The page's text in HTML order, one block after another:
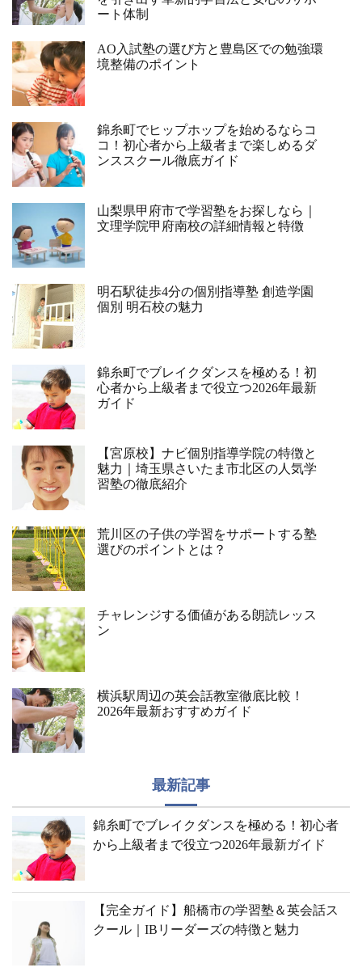
ート体制
AO入試塾の選び方と豊島区での勉強環
境整備のポイント
錦糸町でヒップホップを始めるならコ
コ！初心者から上級者まで楽しめるダ
ンススクール徹底ガイド
山梨県甲府市で学習塾をお探しなら｜
文理学院甲府南校の詳細情報と特徴
明石駅徒歩4分の個別指導塾 創造学園
個別 明石校の魅力
錦糸町でブレイクダンスを極める！初
心者から上級者まで役立つ2026年最新
ガイド
【宮原校】ナビ個別指導学院の特徴と
魅力｜埼玉県さいたま市北区の人気学
習塾の徹底紹介
荒川区の子供の学習をサポートする塾
選びのポイントとは？
チャレンジする価値がある朗読レッス
ン
横浜駅周辺の英会話教室徹底比較！
2026年最新おすすめガイド
最新記事
錦糸町でブレイクダンスを極める！初心者
から上級者まで役立つ2026年最新ガイド
【完全ガイド】船橋市の学習塾＆英会話ス
クール｜IBリーダーズの特徴と魅力